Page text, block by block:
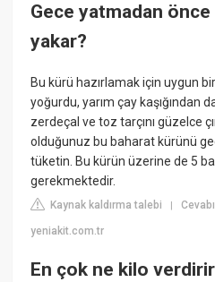
Gece yatmadan
yakar?
Bu kürü hazırlamak için uygun
yoğurdu, yarım çay kaşığından
zerdeçal ve toz tarçını güzelce
olduğunuz bu baharat kürünü
tüketin. Bu kürün üzerine de 5
gerekmektedir.
Kaynak kaldırma talebi |
yeniakit.com.tr
En çok ne kilo